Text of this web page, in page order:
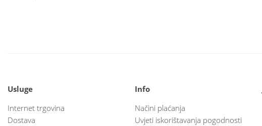
Usluge
Internet trgovina
Dostava
Info
Načini plaćanja
Uvjeti iskorištavanja pogodnosti